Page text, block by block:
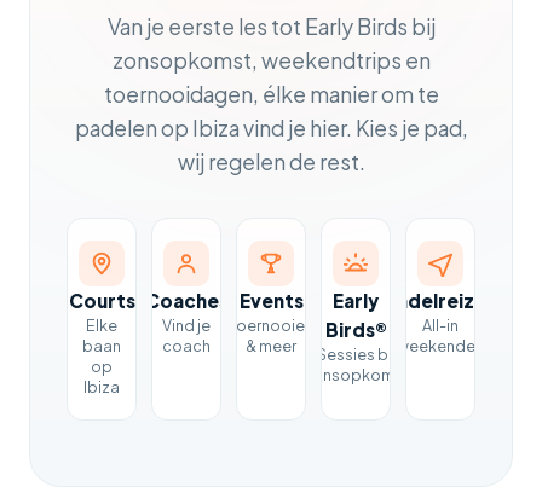
Van je eerste les tot Early Birds bij
zonsopkomst, weekendtrips en
toernooidagen, élke manier om te
padelen op Ibiza vind je hier. Kies je pad,
wij regelen de rest.
Courts
Elke
baan
op
Ibiza
Coaches
Vind je
coach
Events
Toernooien
& meer
Early
Birds®
Sessies bij
zonsopkomst
Padelreizen
All-in
weekenden